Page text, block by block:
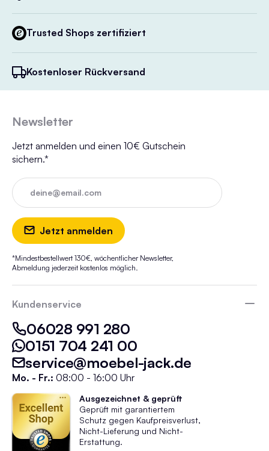
Trusted Shops zertifiziert
Kostenloser Rückversand
Newsletter
Jetzt anmelden und einen 10€ Gutschein
sichern.*
deine@email.com
Jetzt anmelden
*Mindestbestellwert 130€, wöchentlicher Newsletter,
Abmeldung jederzeit kostenlos möglich.
Kundenservice
06028 991 280
0151 704 241 00
service@moebel-jack.de
Mo. - Fr.: 08:00 - 16:00 Uhr
Ausgezeichnet & geprüft
Geprüft mit garantiertem
Schutz gegen Kaufpreisverlust,
Nicht-Lieferung und Nicht-
Erstattung.